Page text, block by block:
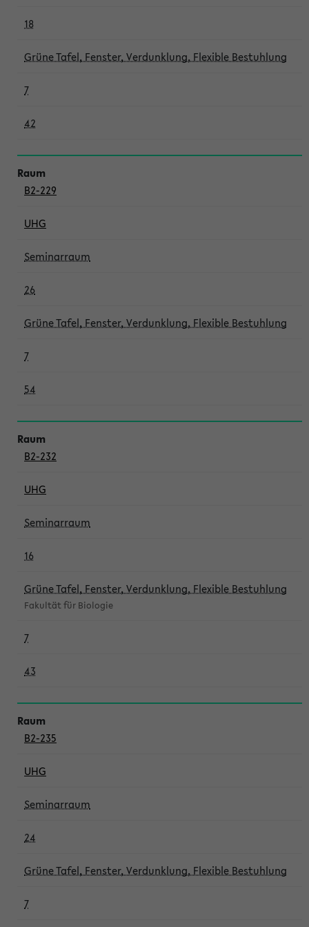
18
Grüne Tafel, Fenster, Verdunklung, Flexible Bestuhlung
7
42
B2-229
UHG
Seminarraum
26
Grüne Tafel, Fenster, Verdunklung, Flexible Bestuhlung
7
54
B2-232
UHG
Seminarraum
16
Grüne Tafel, Fenster, Verdunklung, Flexible Bestuhlung
Fakultät für Biologie
7
43
B2-235
UHG
Seminarraum
24
Grüne Tafel, Fenster, Verdunklung, Flexible Bestuhlung
7